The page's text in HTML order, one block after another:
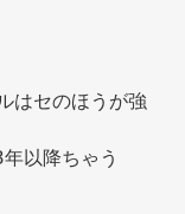
はセのほうが強
以降ちゃう